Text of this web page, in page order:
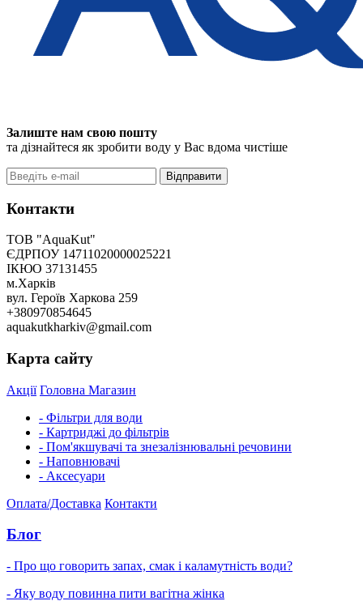
Залиште нам свою пошту
та дізнайтеся як зробити воду у Вас вдома чистіше
Відправити
Контакти
ТОВ "AquaKut"
ЄДРПОУ 14711020000025221
ІКЮО 37131455
м.Харків
вул. Героїв Харкова 259
+380970854645
aquakutkharkiv@gmail.com
Карта сайту
Акції Головна Магазин
- Фільтри для води
- Картриджі до фільтрів
- Пом'якшувачі та знезалізнювальні речовини
- Наповнювачі
- Аксесуари
Оплата/Доставка Контакти
Блог
- Про що говорить запах, смак і каламутність води?
- Яку воду повинна пити вагітна жінка